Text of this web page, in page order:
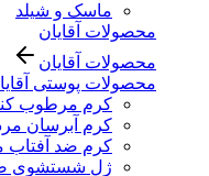
ماسک و شیلد
محصولات آقایان
محصولات آقایان
محصولات پوستی
کرم مرطوب
کرم آبرسان
کرم ضد آفتاب
ژل شستشوی